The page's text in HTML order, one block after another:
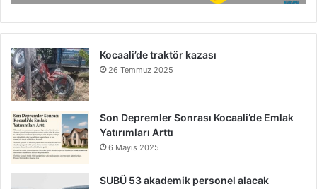
Kocaali’de traktör kazası
26 Temmuz 2025
Son Depremler Sonrası Kocaali’de Emlak
Yatırımları Arttı
6 Mayıs 2025
SUBÜ 53 akademik personel alacak